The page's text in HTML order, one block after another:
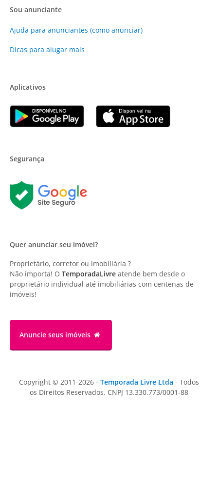
Sou anunciante
Ajuda para anunciantes (como anunciar)
Dicas para alugar mais
Aplicativos
Segurança
Quer anunciar seu imóvel?
Proprietário, corretor ou imobiliária ?
Não importa! O TemporadaLivre atende bem desde o
proprietário individual até imobiliárias com centenas de
imóveis!
Anuncie seus imóveis
Copyright © 2011-2026 - Temporada Livre Ltda - Todos
os Direitos Reservados. CNPJ 13.330.773/0001-88